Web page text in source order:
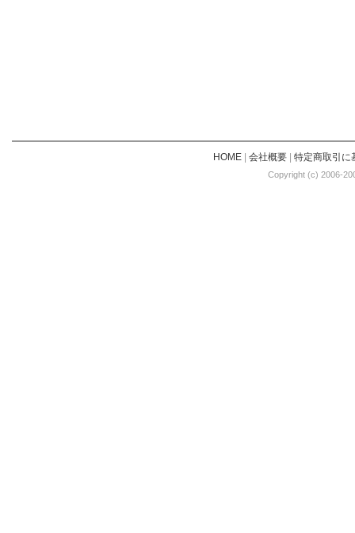
HOME| 会社概要| 特定商取引に
Copyright (c) 2006-